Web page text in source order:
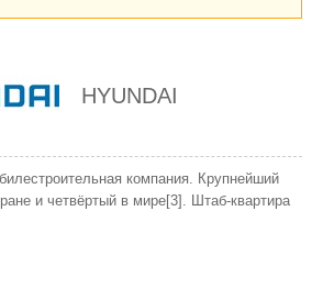
HYUNDAI
компания. Крупнейший
и четвёртый в мире[3]. Штаб-квартира